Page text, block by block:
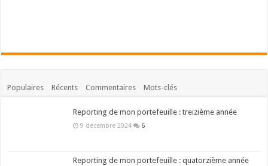
Populaires Récents Commentaires Mots-clés
Reporting de mon portefeuille : treizième année
9 décembre 2024 6
Reporting de mon portefeuille : quatorzième année